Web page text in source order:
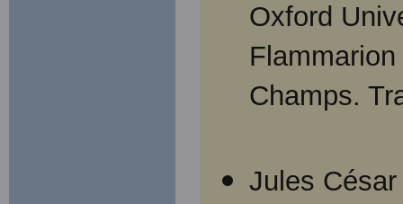
Oxford
Champs.
Jules